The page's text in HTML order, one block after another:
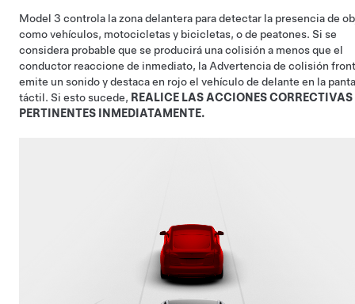
Model 3 controla la zona delantera para detectar la presencia de
como vehículos, motocicletas y bicicletas, o de peatones. Si se
considera probable que se producirá una colisión a menos que el
conductor reaccione de inmediato, la Advertencia de colisión
emite un sonido y destaca en rojo el vehículo de delante en la
táctil. Si esto sucede, REALICE LAS ACCIONES CORRECTIVAS
PERTINENTES INMEDIATAMENTE.